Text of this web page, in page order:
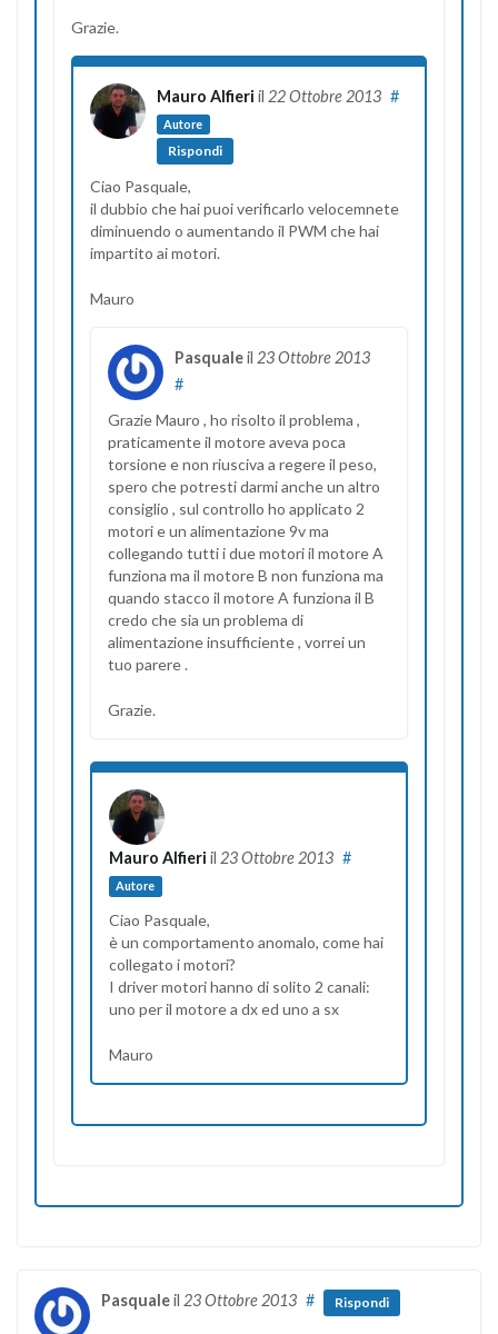
Grazie.
Mauro Alfieri il 22 Ottobre 2013
Autore
#
Rispondi
Ciao Pasquale,
il dubbio che hai puoi verificarlo velocemnete
diminuendo o aumentando il PWM che hai
impartito ai motori.
Mauro
Pasqualeil 23 Ottobre 2013
#
Grazie Mauro , ho risolto il problema ,
praticamente il motore aveva poca
torsione e non riusciva a regere il peso,
spero che potresti darmi anche un altro
consiglio , sul controllo ho applicato 2
motori e un alimentazione 9v ma
collegando tutti i due motori il motore A
funziona ma il motore B non funziona ma
quando stacco il motore A funziona il B
credo che sia un problema di
alimentazione insufficiente , vorrei un
tuo parere .
Grazie.
Mauro Alfieri il 23 Ottobre 2013
Autore
#
Ciao Pasquale,
è un comportamento anomalo, come hai
collegato i motori?
I driver motori hanno di solito 2 canali:
uno per il motore a dx ed uno a sx
Mauro
Pasqualeil 23 Ottobre 2013 # Rispondi